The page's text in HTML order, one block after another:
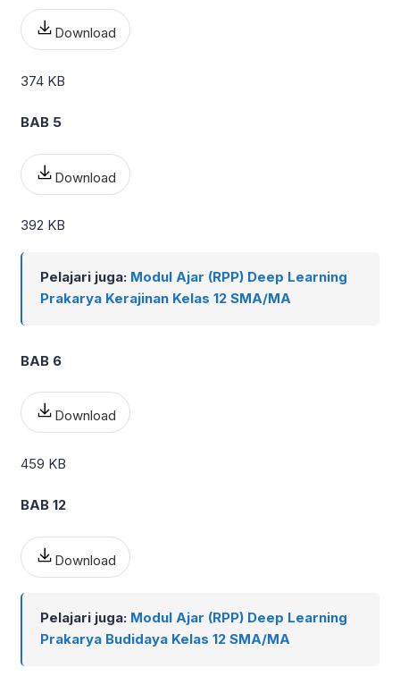
Download
374 KB
BAB 5
Download
392 KB
Pelajari juga: Modul Ajar (RPP) Deep Learning
Prakarya Kerajinan Kelas 12 SMA/MA
BAB 6
Download
459 KB
BAB 12
Download
Pelajari juga: Modul Ajar (RPP) Deep Learning
Prakarya Budidaya Kelas 12 SMA/MA